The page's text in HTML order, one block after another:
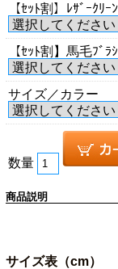
【ｾｯﾄ割】ﾚｻﾞｰｸﾘ
【ｾｯﾄ割】馬毛ﾌﾞﾗ
サイズ／カラー
数量
商品説明
サイズ表（cm）